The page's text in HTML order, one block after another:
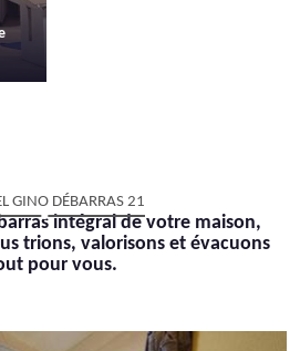
GINO DÉBARRAS 21
intégral de votre maison,
trions, valorisons et évacuons
pour vous.